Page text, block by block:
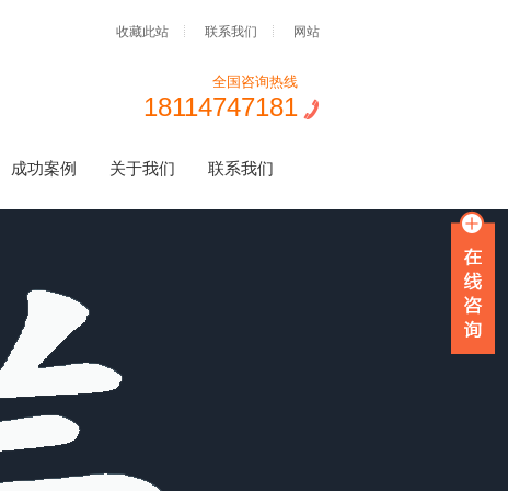
收藏此站 联系我们 网站
全国咨询热线
18114747181
成功案例 关于我们 联系我们